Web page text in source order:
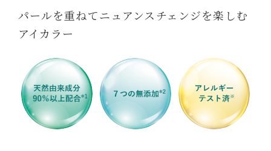
パールを重ねてニュアンスチェンジを楽しむ
アイカラー